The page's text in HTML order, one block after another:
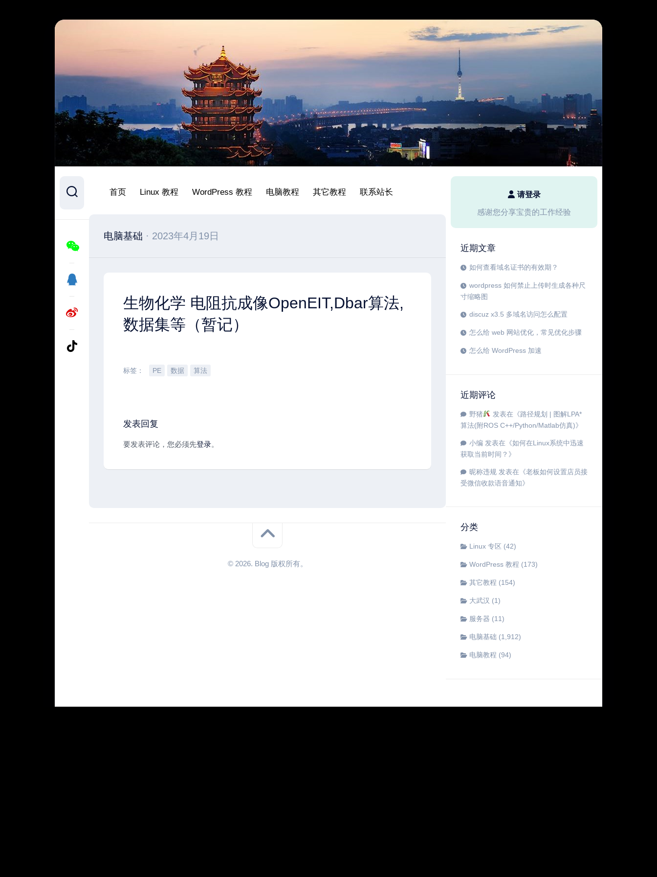
请登录
感谢您分享宝贵的工作经验
近期文章
如何查看域名证书的有效期？
wordpress 如何禁止上传时生成各种尺
寸缩略图
discuz x3.5 多域名访问怎么配置
怎么给 web 网站优化，常见优化步骤
怎么给 WordPress 加速
近期评论
野猪 发表在《路径规划 | 图解LPA*
算法(附ROS C++/Python/Matlab仿真)》
小编 发表在《如何在Linux系统中迅速
获取当前时间？ 》
昵称违规 发表在《老板如何设置店员接
受微信收款语音通知》
分类
Linux 专区 (42)
WordPress 教程 (173)
其它教程 (154)
大武汉 (1)
服务器 (11)
电脑基础 (1,912)
电脑教程 (94)
首页 Linux 教程 WordPress 教程 电脑教程 其它教程 联系站长
电脑基础 · 2023年4月19日
生物化学 电阻抗成像OpenEIT,Dbar算法,
数据集等（暂记）
标签： PE 数据 算法
发表回复
要发表评论，您必须先登录。
© 2026. Blog 版权所有。